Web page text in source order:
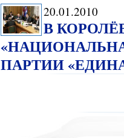
20.01.2010
В
ПАРТИИ